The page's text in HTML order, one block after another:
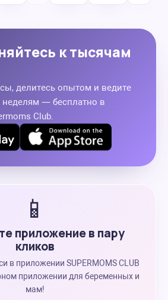
к тысячам
делитесь опытом и ведите
неделям — бесплатно в
Club.
📱
приложение в пару
кликов
в приложении SUPERMOMS CLUB
приложении для беременных и
мам!